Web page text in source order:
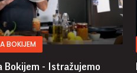
BOKIJEM
Bokijem - Istražujemo